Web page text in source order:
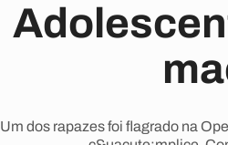
Um dos rapazes foi flagrado na